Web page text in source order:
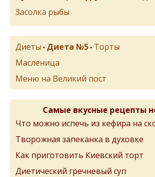
Засолка рыбы
Диеты • Диета №5 • Торты
Масленица
Меню на Великий пост
Самые вкусные рецепты
Что можно испечь из кефира на
Творожная запеканка в духовке
Как приготовить Киевский торт
Диетический гречневый суп